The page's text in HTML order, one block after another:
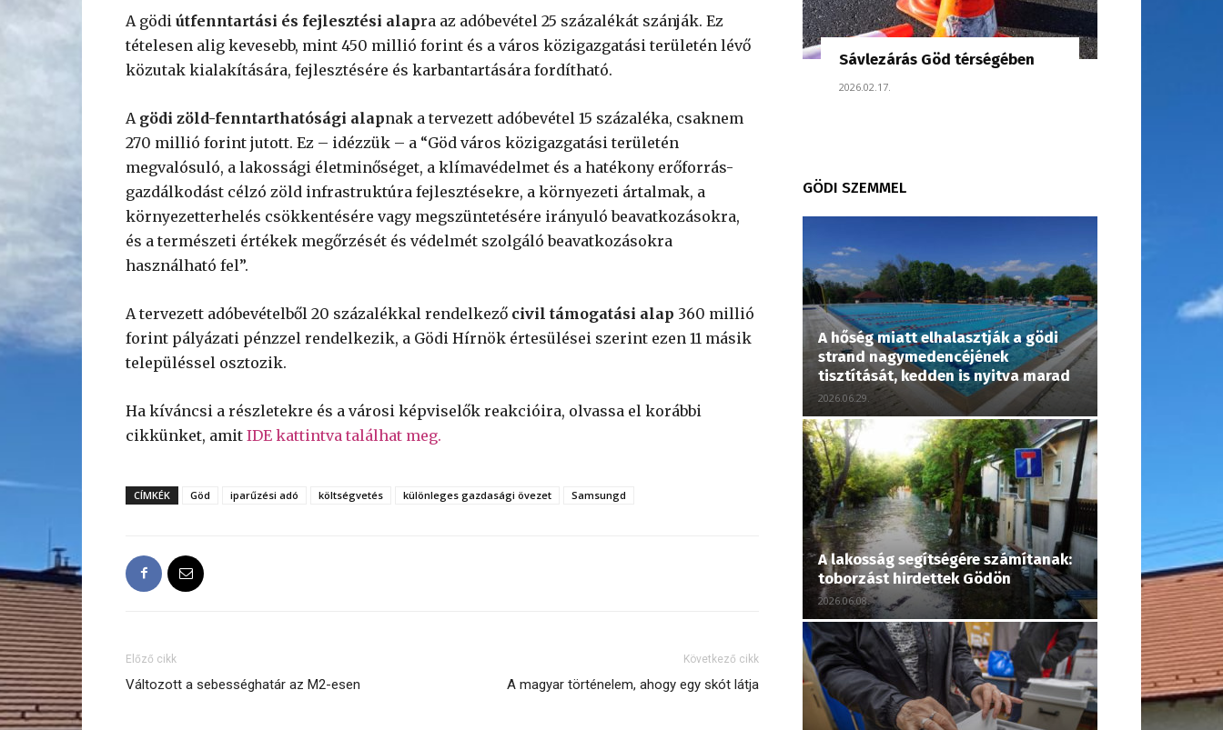
A gödi útfenntartási és fejlesztési alapra az adóbevétel 25 százalékát szánják. Ez
tételesen alig kevesebb, mint 450 millió forint és a város közigazgatási területén lévő
közutak kialakítására, fejlesztésére és karbantartására fordítható.
A gödi zöld-fenntarthatósági alapnak a tervezett adóbevétel 15 százaléka, csaknem
270 millió forint jutott. Ez – idézzük – a “Göd város közigazgatási területén
megvalósuló, a lakossági életminőséget, a klímavédelmet és a hatékony erőforrás-
gazdálkodást célzó zöld infrastruktúra fejlesztésekre, a környezeti ártalmak, a
környezetterhelés csökkentésére vagy megszüntetésére irányuló beavatkozásokra,
és a természeti értékek megőrzését és védelmét szolgáló beavatkozásokra
használható fel”.
A tervezett adóbevételből 20 százalékkal rendelkező civil támogatási alap 360 millió
forint pályázati pénzzel rendelkezik, a Gödi Hírnök értesülései szerint ezen 11 másik
településsel osztozik.
Ha kíváncsi a részletekre és a városi képviselők reakcióira, olvassa el korábbi
cikkünket, amit IDE kattintva találhat meg.
CÍMKÉK Göd iparűzési adó költségvetés különleges gazdasági övezet Samsungd
Előző cikk
Változott a sebességhatár az M2-esen
Következő cikk
A magyar történelem, ahogy egy skót látja
Sávlezárás Göd térségében
2026.02.17.
GÖDI SZEMMEL
A hőség miatt elhalasztják a gödi
strand nagymedencéjének
tisztítását, kedden is nyitva marad
2026.06.29.
A lakosság segítségére számítanak:
toborzást hirdettek Gödön
2026.06.08.